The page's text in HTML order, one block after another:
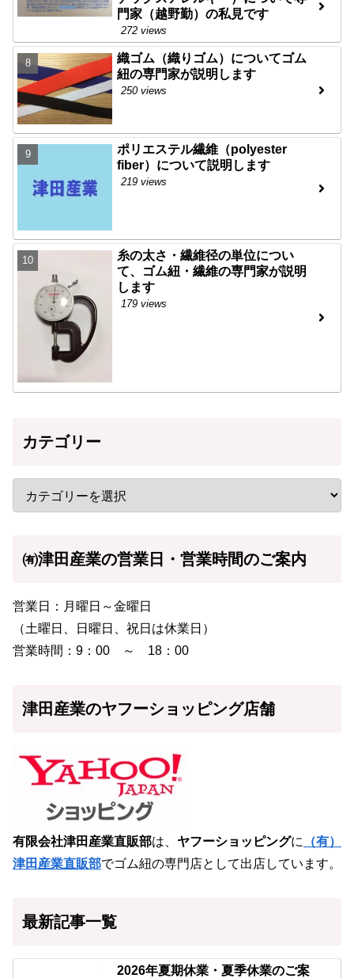
門家（越野勤）の私見です
272 views
織ゴム（織りゴム）についてゴム
紐の専門家が説明します
250 views
ポリエステル繊維（polyester
fiber）について説明します
219 views
糸の太さ・繊維径の単位につい
て、ゴム紐・繊維の専門家が説明
します
179 views
カテゴリー
㈲津田産業の営業日・営業時間のご案内
営業日：月曜日～金曜日
（土曜日、日曜日、祝日は休業日）
営業時間：9：00 ～ 18：00
津田産業のヤフーショッピング店舗
有限会社津田産業直販部は、 ヤフーショッピングに
（有）
津田産業直販部でゴム紐の専門店として出店しています。
最新記事一覧
2026年夏期休業・夏季休業のご案